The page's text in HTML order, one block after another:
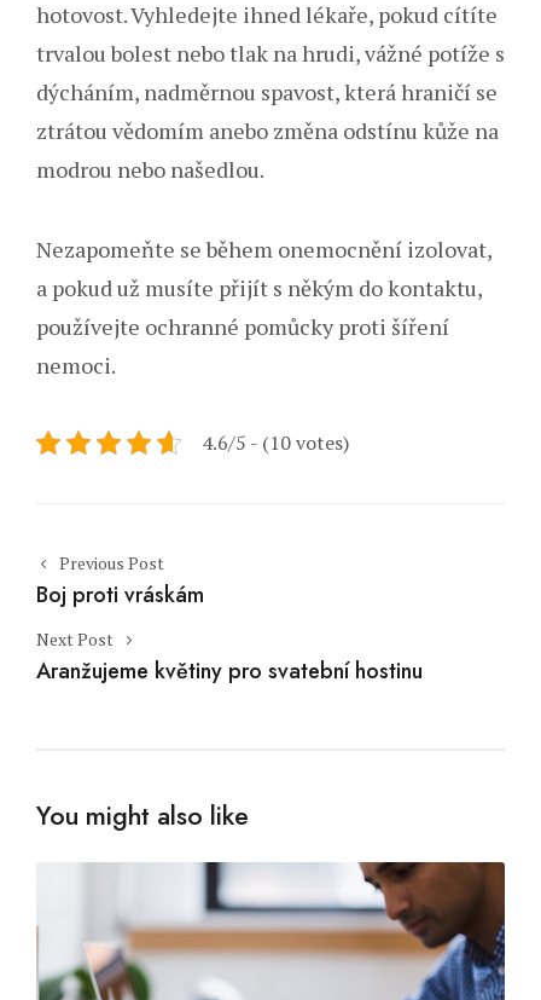
hotovost. Vyhledejte ihned lékaře, pokud cítíte
trvalou bolest nebo tlak na hrudi, vážné potíže s
dýcháním, nadměrnou spavost, která hraničí se
ztrátou vědomím anebo změna odstínu kůže na
modrou nebo našedlou.
Nezapomeňte se během onemocnění izolovat,
a pokud už musíte přijít s někým do kontaktu,
používejte ochranné pomůcky proti šíření
nemoci.
4.6/5 - (10 votes)
Post navigation
Previous Post
Boj proti vráskám
Next Post
Aranžujeme květiny pro svatební hostinu
You might also like